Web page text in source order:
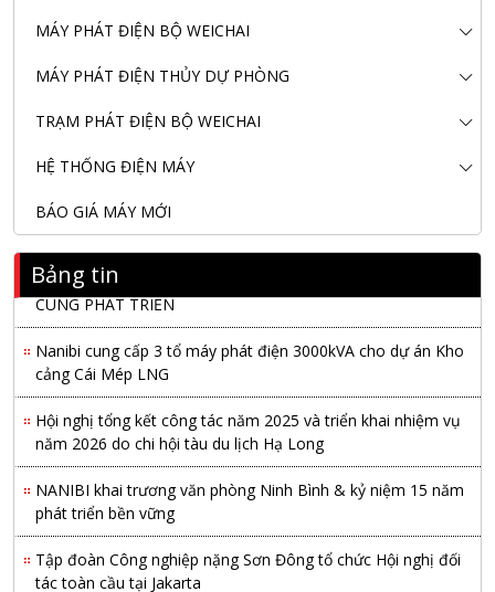
MÁY PHÁT ĐIỆN BỘ WEICHAI
MÁY PHÁT ĐIỆN THỦY DỰ PHÒNG
TRẠM PHÁT ĐIỆN BỘ WEICHAI
HỆ THỐNG ĐIỆN MÁY
BÁO GIÁ MÁY MỚI
Bảng tin
Tú 29
KHAI XUÂN 2026 – KHỞI ĐẦU MAY MẮN, VỮNG BƯỚC
THƯ CHÚC MỪNG NĂM MỚI 2026
NANIBI VIỆT NAM YEAR END PARTY 2025 – ĐỒNG HÀNH
CÙNG PHÁT TRIỂN
Nanibi cung cấp 3 tổ máy phát điện 3000kVA cho dự án Kho
cảng Cái Mép LNG
Hội nghị tổng kết công tác năm 2025 và triển khai nhiệm vụ
năm 2026 do chi hội tàu du lịch Hạ Long
NANIBI khai trương văn phòng Ninh Bình & kỷ niệm 15 năm
phát triển bền vững
Tập đoàn Công nghiệp nặng Sơn Đông tổ chức Hội nghị đối
tác toàn cầu tại Jakarta